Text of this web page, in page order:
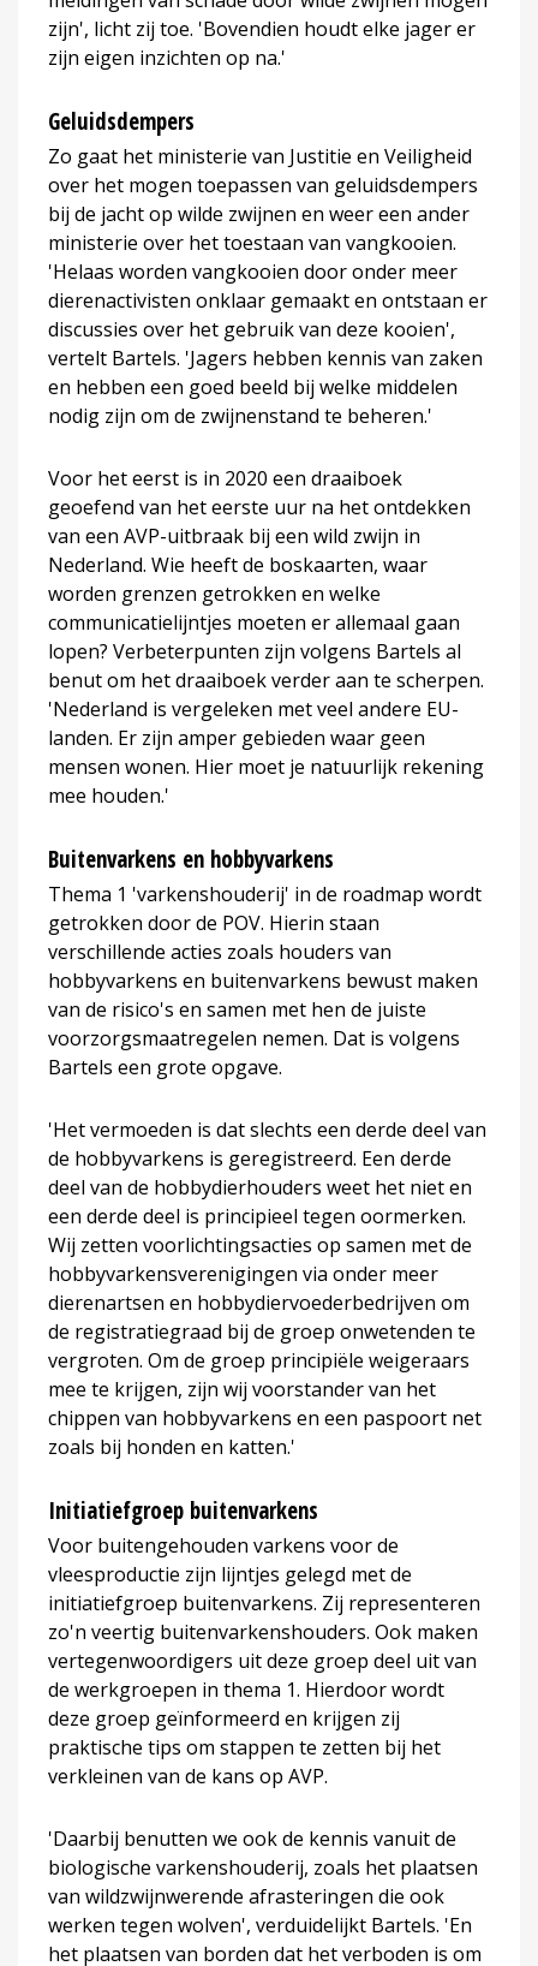
zijn', licht zij toe. 'Bovendien houdt elke jager er
zijn eigen inzichten op na.'
Geluidsdempers
Zo gaat het ministerie van Justitie en Veiligheid
over het mogen toepassen van geluidsdempers
bij de jacht op wilde zwijnen en weer een ander
ministerie over het toestaan van vangkooien.
'Helaas worden vangkooien door onder meer
dierenactivisten onklaar gemaakt en ontstaan er
discussies over het gebruik van deze kooien',
vertelt Bartels. 'Jagers hebben kennis van zaken
en hebben een goed beeld bij welke middelen
nodig zijn om de zwijnenstand te beheren.'
Voor het eerst is in 2020 een draaiboek
geoefend van het eerste uur na het ontdekken
van een AVP-uitbraak bij een wild zwijn in
Nederland. Wie heeft de boskaarten, waar
worden grenzen getrokken en welke
communicatielijntjes moeten er allemaal gaan
lopen? Verbeterpunten zijn volgens Bartels al
benut om het draaiboek verder aan te scherpen.
'Nederland is vergeleken met veel andere EU-
landen. Er zijn amper gebieden waar geen
mensen wonen. Hier moet je natuurlijk rekening
mee houden.'
Buitenvarkens en hobbyvarkens
Thema 1 'varkenshouderij' in de roadmap wordt
getrokken door de POV. Hierin staan
verschillende acties zoals houders van
hobbyvarkens en buitenvarkens bewust maken
van de risico's en samen met hen de juiste
voorzorgsmaatregelen nemen. Dat is volgens
Bartels een grote opgave.
'Het vermoeden is dat slechts een derde deel van
de hobbyvarkens is geregistreerd. Een derde
deel van de hobbydierhouders weet het niet en
een derde deel is principieel tegen oormerken.
Wij zetten voorlichtingsacties op samen met de
hobbyvarkensverenigingen via onder meer
dierenartsen en hobbydiervoederbedrijven om
de registratiegraad bij de groep onwetenden te
vergroten. Om de groep principiële weigeraars
mee te krijgen, zijn wij voorstander van het
chippen van hobbyvarkens en een paspoort net
zoals bij honden en katten.'
Initiatiefgroep buitenvarkens
Voor buitengehouden varkens voor de
vleesproductie zijn lijntjes gelegd met de
initiatiefgroep buitenvarkens. Zij representeren
zo'n veertig buitenvarkenshouders. Ook maken
vertegenwoordigers uit deze groep deel uit van
de werkgroepen in thema 1. Hierdoor wordt
deze groep geïnformeerd en krijgen zij
praktische tips om stappen te zetten bij het
verkleinen van de kans op AVP.
'Daarbij benutten we ook de kennis vanuit de
biologische varkenshouderij, zoals het plaatsen
van wildzwijnwerende afrasteringen die ook
werken tegen wolven', verduidelijkt Bartels. 'En
het plaatsen van borden dat het verboden is om